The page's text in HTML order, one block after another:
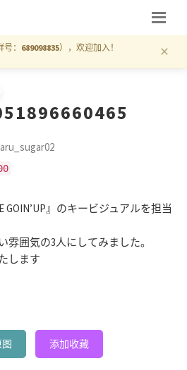
： 689098835），欢迎加入！ ×
GOIN’UP』のキービジュアルを担当
囲気の3人にしてみました。
します
添加收藏